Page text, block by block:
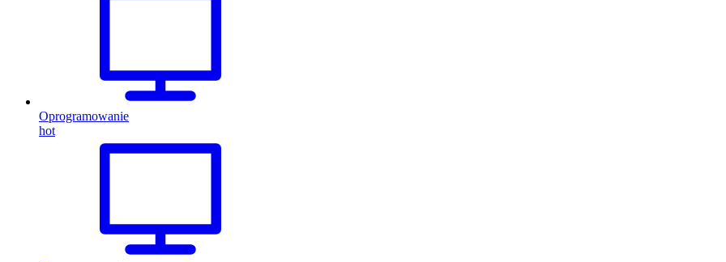
Oprogramowanie
hot